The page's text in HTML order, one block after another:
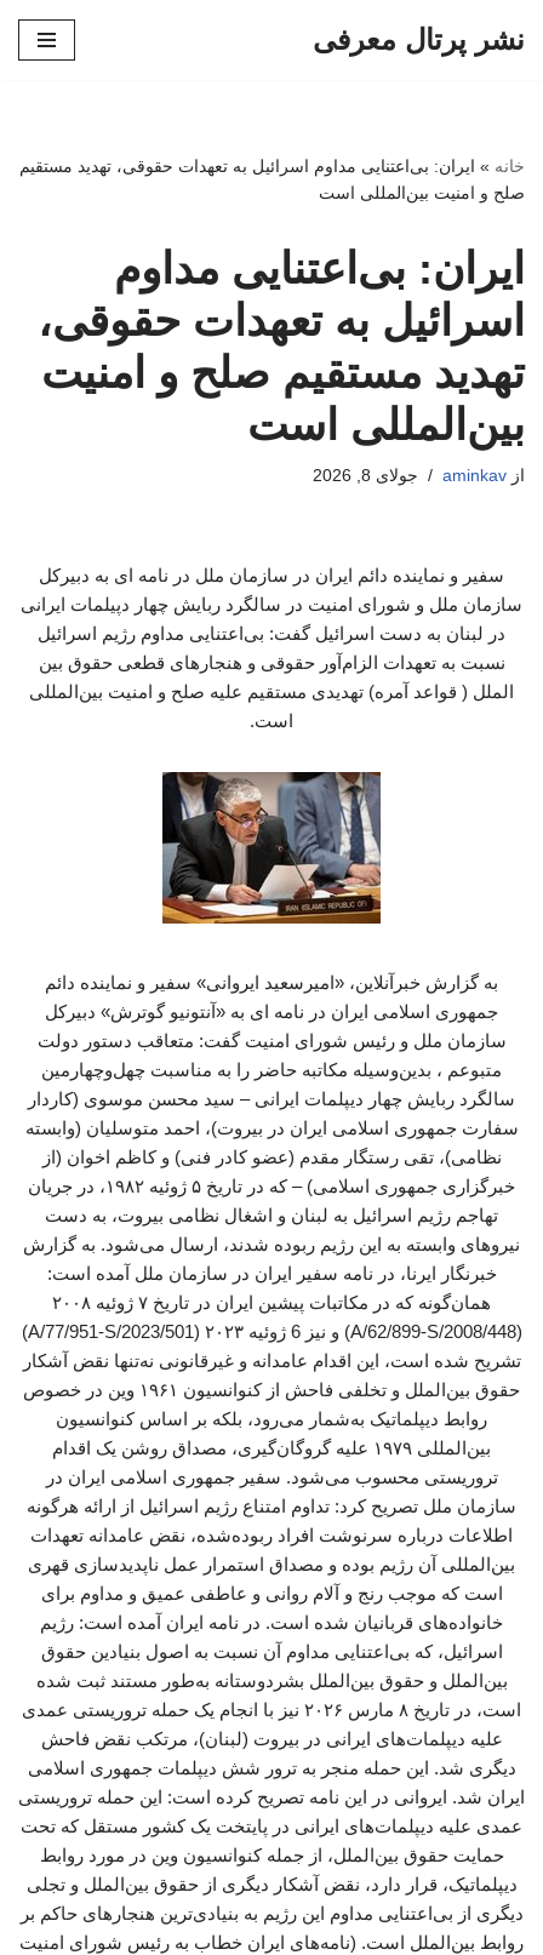
نشر پرتال معرفی
خانه » ایران: بی‌اعتنایی مداوم اسرائیل به تعهدات حقوقی، تهدید مستقیم
صلح و امنیت بین‌المللی است
ایران: بی‌اعتنایی مداوم
اسرائیل به تعهدات حقوقی،
تهدید مستقیم صلح و امنیت
بین‌المللی است
از aminkav جولای 8, 2026
سفیر و نماینده دائم ایران در سازمان ملل در نامه ای به دبیرکل
سازمان ملل و شورای امنیت در سالگرد ربایش چهار دپیلمات ایرانی
در لبنان به دست اسرائیل گفت: بی‌اعتنایی مداوم رژیم اسرائیل
نسبت به تعهدات الزام‌آور حقوقی و هنجارهای قطعی حقوق بین
الملل ( قواعد آمره) تهدیدی مستقیم علیه صلح و امنیت بین‌المللی
است.
به گزارش خبرآنلاین، «امیرسعید ایروانی» سفیر و نماینده دائم
جمهوری اسلامی ایران در نامه ای به «آنتونیو گوترش» دبیرکل
سازمان ملل و رئیس شورای امنیت گفت: متعاقب دستور دولت
متبوعم ، بدین‌وسیله مکاتبه حاضر را به مناسبت چهل‌وچهارمین
سالگرد ربایش چهار دیپلمات ایرانی – سید محسن موسوی (کاردار
سفارت جمهوری اسلامی ایران در بیروت)، احمد متوسلیان (وابسته
نظامی)، تقی رستگار مقدم (عضو کادر فنی) و کاظم اخوان (از
خبرگزاری جمهوری اسلامی) – که در تاریخ ۵ ژوئیه ۱۹۸۲، در جریان
تهاجم رژیم اسرائیل به لبنان و اشغال نظامی بیروت، به دست
نیروهای وابسته به این رژیم ربوده شدند، ارسال می‌شود. به گزارش
خبرنگار ایرنا، در نامه سفیر ایران در سازمان ملل آمده است:
همان‌گونه که در مکاتبات پیشین ایران در تاریخ ۷ ژوئیه ۲۰۰۸
(A/62/899-S/2008/448) و نیز 6 ژوئیه ۲۰۲۳ (A/77/951-S/2023/501)
تشریح شده است، این اقدام عامدانه و غیرقانونی نه‌تنها نقض آشکار
حقوق بین‌الملل و تخلفی فاحش از کنوانسیون ۱۹۶۱ وین در خصوص
روابط دیپلماتیک به‌شمار می‌رود، بلکه بر اساس کنوانسیون
بین‌المللی ۱۹۷۹ علیه گروگان‌گیری، مصداق روشن یک اقدام
تروریستی محسوب می‌شود. سفیر جمهوری اسلامی ایران در
سازمان ملل تصریح کرد: تداوم امتناع رژیم اسرائیل از ارائه هرگونه
اطلاعات درباره‌ سرنوشت افراد ربوده‌شده، نقض عامدانه‌ تعهدات
بین‌المللی آن رژیم بوده و مصداق استمرار عمل ناپدیدسازی قهری
است که موجب رنج و آلام روانی و عاطفی عمیق و مداوم برای
خانواده‌های قربانیان شده است. در نامه ایران آمده است: رژیم
اسرائیل، که بی‌اعتنایی مداوم آن نسبت به اصول بنیادین حقوق
بین‌الملل و حقوق بین‌الملل بشردوستانه به‌طور مستند ثبت شده
است، در تاریخ ۸ مارس ۲۰۲۶ نیز با انجام یک حمله تروریستی عمدی
علیه دیپلمات‌های ایرانی در بیروت (لبنان)، مرتکب نقض فاحش
دیگری شد. این حمله منجر به ترور شش دیپلمات جمهوری اسلامی
ایران شد. ایروانی در این نامه تصریح کرده است: این حمله تروریستی
عمدی علیه دیپلمات‌های ایرانی در پایتخت یک کشور مستقل که تحت
حمایت حقوق بین‌الملل، از جمله کنوانسیون وین در مورد روابط
دیپلماتیک، قرار دارد، نقض آشکار دیگری از حقوق بین‌الملل و تجلی
دیگری از بی‌اعتنایی مداوم این رژیم به بنیادی‌ترین هنجارهای حاکم بر
روابط بین‌الملل است. (نامه‌های ایران خطاب به رئیس شورای امنیت